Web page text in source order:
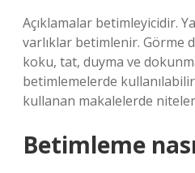
Açıklamalar betimleyicidir.
varlıklar betimlenir. Görme
koku, tat, duyma ve
betimlemelerde
kullanan makalelerde
Betimleme